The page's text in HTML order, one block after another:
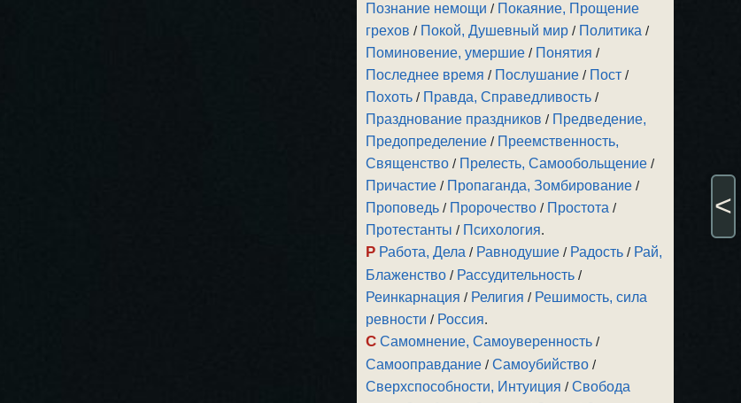
Познание немощи / Покаяние, Прощение
грехов / Покой, Душевный мир / Политика /
Поминовение, умершие / Понятия /
Последнее время / Послушание / Пост /
Похоть / Правда, Справедливость /
Празднование праздников / Предведение,
Предопределение / Преемственность,
Священство / Прелесть, Самообольщение /
Причастие / Пропаганда, Зомбирование /
Проповедь / Пророчество / Простота /
Протестанты / Психология.
Р Работа, Дела / Равнодушие / Радость / Рай,
Блаженство / Рассудительность /
Реинкарнация / Религия / Решимость, сила
ревности / Россия.
С Самомнение, Самоуверенность /
Самооправдание /Самоубийство /
Сверхспособности, Интуиция /Свобода
<